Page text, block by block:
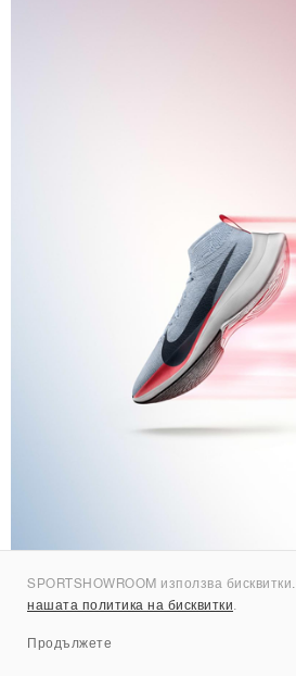
© Nike
SPORTSHOWROOM използва бисквитки.
нашата политика на бисквитки.
Продължете